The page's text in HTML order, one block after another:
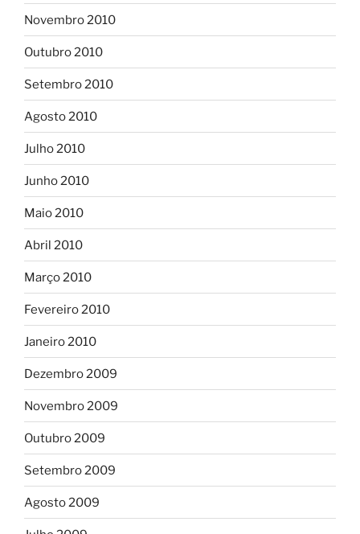
Novembro 2010
Outubro 2010
Setembro 2010
Agosto 2010
Julho 2010
Junho 2010
Maio 2010
Abril 2010
Março 2010
Fevereiro 2010
Janeiro 2010
Dezembro 2009
Novembro 2009
Outubro 2009
Setembro 2009
Agosto 2009